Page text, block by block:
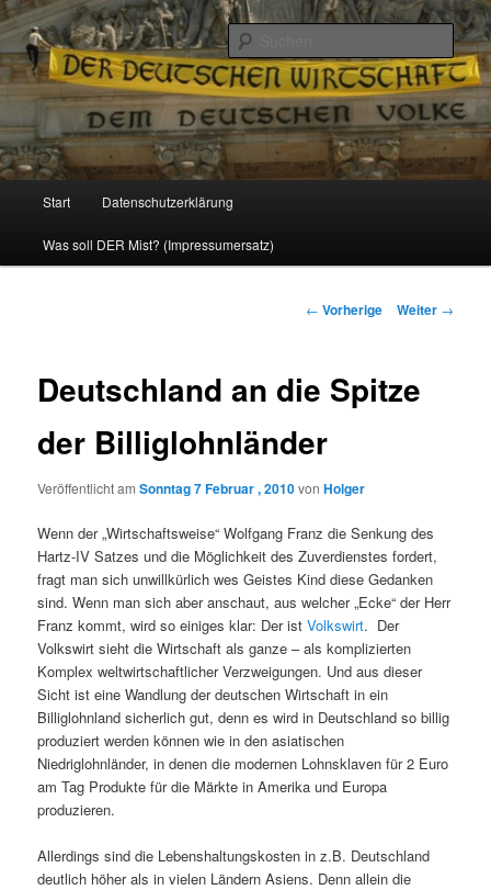
Reizzentrum
Politik, Wirtschaft, Soziales und Gesellschaft
Zum
Inhalt
Start Datenschutzerklärung
Was soll DER Mist? (Impressumersatz)
Beitrags-
← Vorherige Weiter →
Deutschland an die Spitze
der Billiglohnländer
Veröffentlicht amSonntag 7 Februar , 2010vonHolger
Wenn der „Wirtschaftsweise“ Wolfgang Franz die Senkung des
Hartz-IV Satzes und die Möglichkeit des Zuverdienstes fordert,
fragt man sich unwillkürlich wes Geistes Kind diese Gedanken
sind. Wenn man sich aber anschaut, aus welcher „Ecke“ der Herr
Franz kommt, wird so einiges klar: Der istVolkswirt. Der
Volkswirt sieht die Wirtschaft als ganze – als komplizierten
Komplex weltwirtschaftlicher Verzweigungen. Und aus dieser
Sicht ist eine Wandlung der deutschen Wirtschaft in ein
Billiglohnland sicherlich gut, denn es wird in Deutschland so billig
produziert werden können wie in den asiatischen
Niedriglohnländer, in denen die modernen Lohnsklaven für 2 Euro
am Tag Produkte für die Märkte in Amerika und Europa
produzieren.
Allerdings sind die Lebenshaltungskosten in z.B. Deutschland
deutlich höher als in vielen Ländern Asiens. Denn allein die